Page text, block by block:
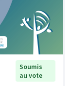
Soumis
au vote